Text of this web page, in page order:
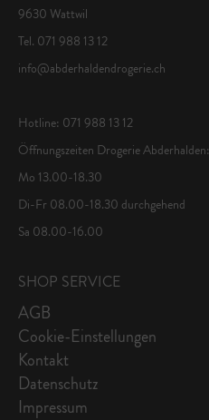
9630 Wattwil
Tel. 071 988 13 12
info@abderhaldendrogerie.ch
Hotline: 071 988 13 12
Öffnungszeiten Drogerie Abderhalden:
Mo 13.00-18.30
Di-Fr 08.00-18.30 durchgehend
Sa 08.00-16.00
SHOP SERVICE
AGB
Cookie-Einstellungen
Kontakt
Datenschutz
Impressum